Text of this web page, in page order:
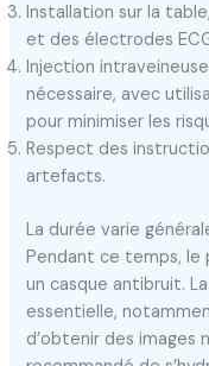
Installation sur la
et des électrodes
Injection
nécessaire, avec
pour minimiser les
Respect des
artefacts.
La durée varie
Pendant ce temps,
un casque antibruit.
essentielle,
d’obtenir des images